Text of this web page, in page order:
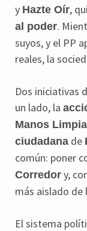
y Hazte Oír,
al poder.
suyos, y el PP
reales, la
Dos iniciativas
un lado, la
Manos
ciudadana de
común: poner
Corredor y,
más aislado de
El sistema